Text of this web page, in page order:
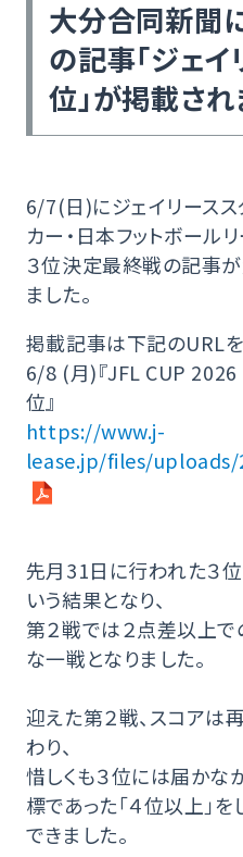
大分合同新聞
の記事「ジェイ
位」が掲載され
6/7(日)にジェイリース
カー・日本フットボールリ
３位決定最終戦の記事
ました。
掲載記事は下記のURLを
6/8 (月)『JFL CUP 2026
位』
https://www.j-
lease.jp/files/
先月31日に行われた３位
いう結果となり、
第２戦では２点差以上
な一戦となりました。
迎えた第２戦、スコアは
わり、
惜しくも３位には届かな
標であった「４位以上」
できました。